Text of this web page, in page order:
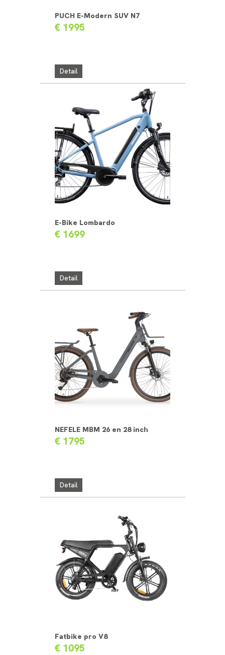
PUCH E-Modern SUV N7
€ 1995
Detail
E-Bike Lombardo
€ 1699
Detail
NEFELE MBM 26 en 28 inch
€ 1795
Detail
Fatbike pro V8
€ 1095